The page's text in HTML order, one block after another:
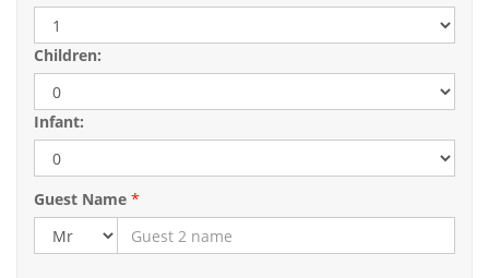
Children:
Infant:
Guest Name *